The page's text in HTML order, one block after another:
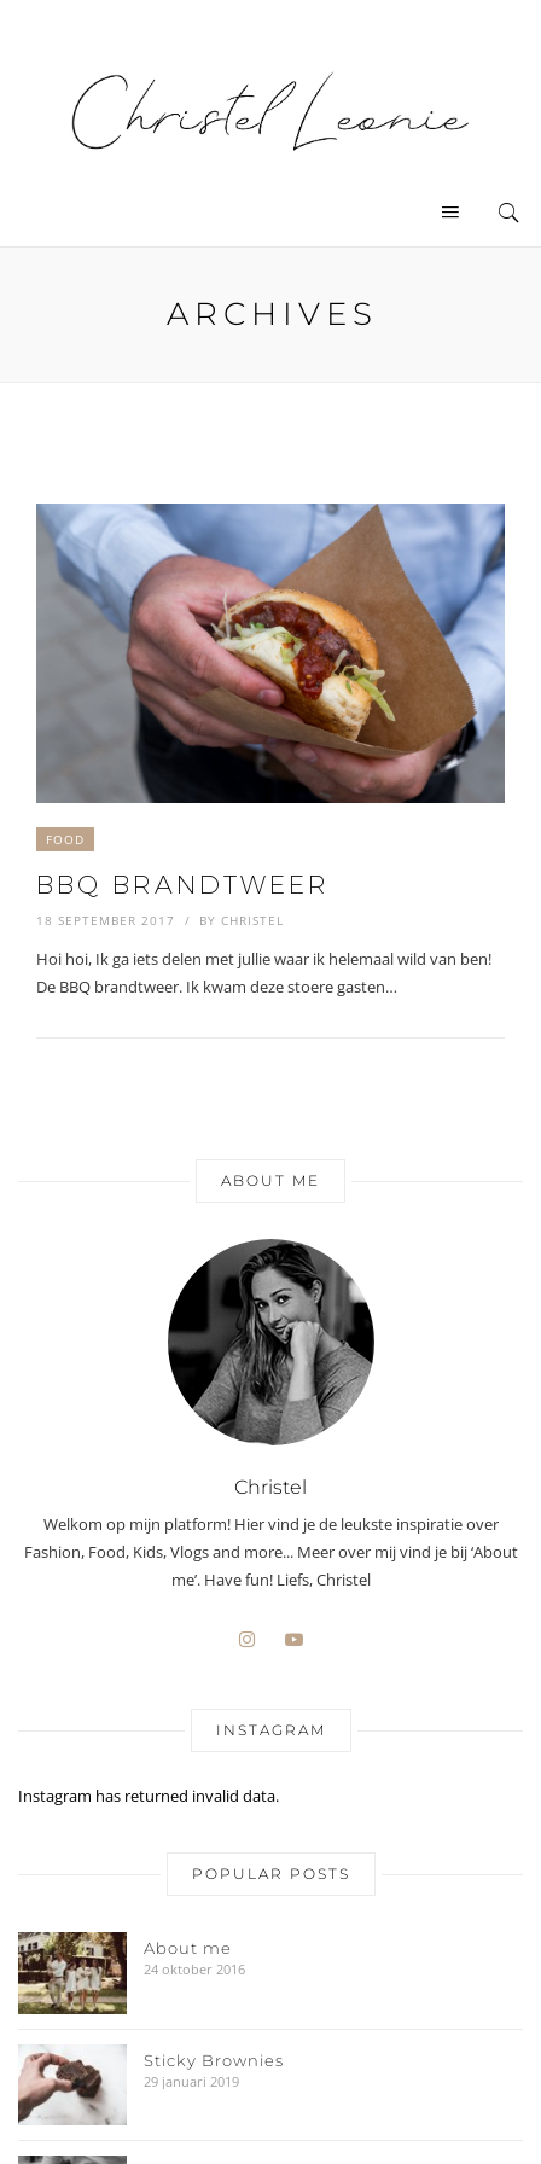
ARCHIVES
FOOD
BBQ BRANDTWEER
18 SEPTEMBER 2017 BY CHRISTEL
Hoi hoi, Ik ga iets delen met jullie waar ik helemaal wild van ben!
De BBQ brandtweer. Ik kwam deze stoere gasten…
ABOUT ME
Christel
Welkom op mijn platform! Hier vind je de leukste inspiratie over
Fashion, Food, Kids, Vlogs and more... Meer over mij vind je bij ‘About
me’. Have fun! Liefs, Christel
INSTAGRAM
Instagram has returned invalid data.
POPULAR POSTS
About me
24 oktober 2016
Sticky Brownies
29 januari 2019